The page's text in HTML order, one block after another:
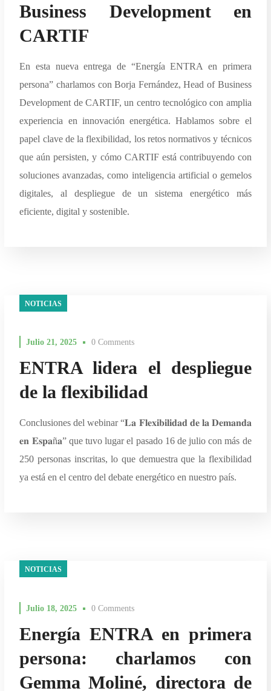
Business Development en
CARTIF
En esta nueva entrega de “Energía ENTRA en primera
persona” charlamos con Borja Fernández, Head of Business
Development de CARTIF, un centro tecnológico con amplia
experiencia en innovación energética. Hablamos sobre el
papel clave de la flexibilidad, los retos normativos y técnicos
que aún persisten, y cómo CARTIF está contribuyendo con
soluciones avanzadas, como inteligencia artificial o gemelos
digitales, al despliegue de un sistema energético más
eficiente, digital y sostenible.
NOTICIAS
Julio 21, 2025 0 Comments
ENTRA lidera el despliegue
de la flexibilidad
Conclusiones del webinar “𝐋𝐚 𝐅𝐥𝐞𝐱𝐢𝐛𝐢𝐥𝐢𝐝𝐚𝐝 𝐝𝐞 𝐥𝐚 𝐃𝐞𝐦𝐚𝐧𝐝𝐚
𝐞𝐧 𝐄𝐬𝐩𝐚ñ𝐚” que tuvo lugar el pasado 16 de julio con más de
250 personas inscritas, lo que demuestra que la flexibilidad
ya está en el centro del debate energético en nuestro país.
NOTICIAS
Julio 18, 2025 0 Comments
Energía ENTRA en primera
persona: charlamos con
Gemma Moliné, directora de